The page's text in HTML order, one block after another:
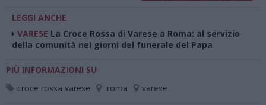
LEGGI ANCHE
VARESE La Croce Rossa di Varese a Roma: al servizio
della comunità nei giorni del funerale del Papa
PIÙ INFORMAZIONI SU
croce rossa varese
roma varese